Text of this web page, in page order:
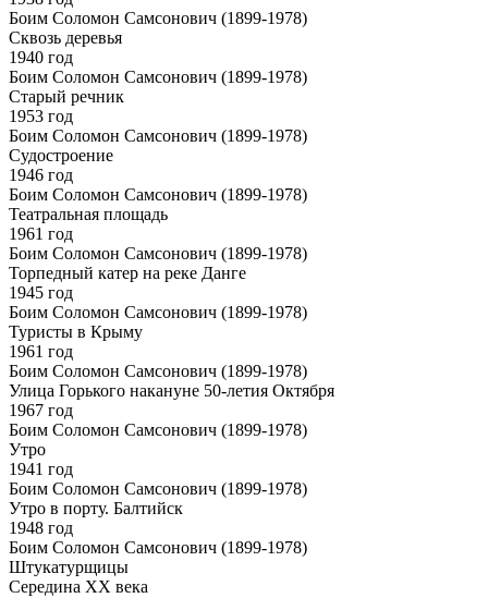
Боим Соломон Самсонович (1899-1978)
Сквозь деревья
1940 год
Боим Соломон Самсонович (1899-1978)
Старый речник
1953 год
Боим Соломон Самсонович (1899-1978)
Судостроение
1946 год
Боим Соломон Самсонович (1899-1978)
Театральная площадь
1961 год
Боим Соломон Самсонович (1899-1978)
Торпедный катер на реке Данге
1945 год
Боим Соломон Самсонович (1899-1978)
Туристы в Крыму
1961 год
Боим Соломон Самсонович (1899-1978)
Улица Горького накануне 50-летия Октября
1967 год
Боим Соломон Самсонович (1899-1978)
Утро
1941 год
Боим Соломон Самсонович (1899-1978)
Утро в порту. Балтийск
1948 год
Боим Соломон Самсонович (1899-1978)
Штукатурщицы
Середина ХХ века